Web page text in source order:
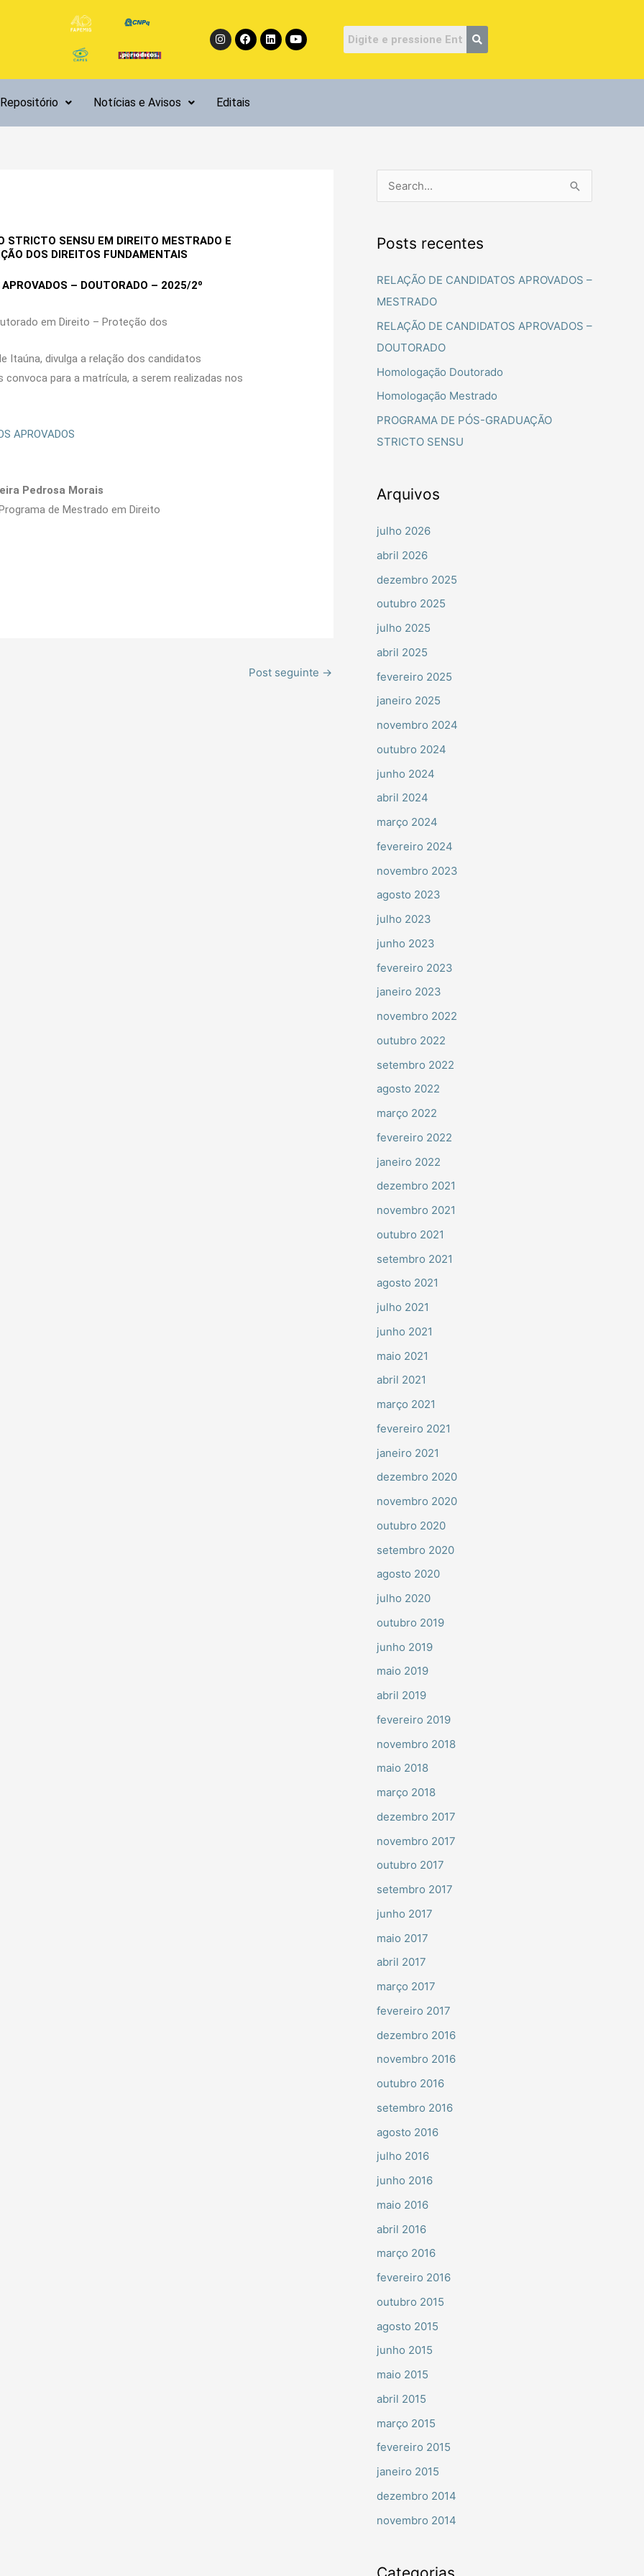
InstagramFacebook
LinkedinYoutube
Repositório Notícias e Avisos Editais
STRICTO SENSU EM DIREITO MESTRADO E
DOS DIREITOS FUNDAMENTAIS
– DOUTORADO – 2025/2º
em Direito – Proteção dos
Itaúna, divulga a relação dos candidatos
convoca para a matrícula, a serem realizadas nos
APROVADOS
Pedrosa Morais
de Mestrado em Direito
Post seguinte →
q
u
i
o
r
:
Posts recentes
RELAÇÃO DE CANDIDATOS APROVADOS –
MESTRADO
RELAÇÃO DE CANDIDATOS APROVADOS –
DOUTORADO
Homologação Doutorado
Homologação Mestrado
PROGRAMA DE PÓS-GRADUAÇÃO
STRICTO SENSU
Arquivos
julho 2026
abril 2026
dezembro 2025
outubro 2025
julho 2025
abril 2025
fevereiro 2025
janeiro 2025
novembro 2024
outubro 2024
junho 2024
abril 2024
março 2024
fevereiro 2024
novembro 2023
agosto 2023
julho 2023
junho 2023
fevereiro 2023
janeiro 2023
novembro 2022
outubro 2022
setembro 2022
agosto 2022
março 2022
fevereiro 2022
janeiro 2022
dezembro 2021
novembro 2021
outubro 2021
setembro 2021
agosto 2021
julho 2021
junho 2021
maio 2021
abril 2021
março 2021
fevereiro 2021
janeiro 2021
dezembro 2020
novembro 2020
outubro 2020
setembro 2020
agosto 2020
julho 2020
outubro 2019
junho 2019
maio 2019
abril 2019
fevereiro 2019
novembro 2018
maio 2018
março 2018
dezembro 2017
novembro 2017
outubro 2017
setembro 2017
junho 2017
maio 2017
abril 2017
março 2017
fevereiro 2017
dezembro 2016
novembro 2016
outubro 2016
setembro 2016
agosto 2016
julho 2016
junho 2016
maio 2016
abril 2016
março 2016
fevereiro 2016
outubro 2015
agosto 2015
junho 2015
maio 2015
abril 2015
março 2015
fevereiro 2015
janeiro 2015
dezembro 2014
novembro 2014